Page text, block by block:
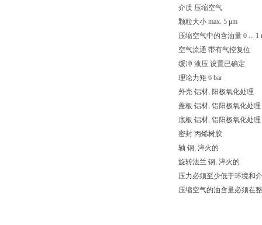
介质 压缩空气
颗粒大小 max. 5 μm
压缩空气中的含油量 0 ... 1
空气流通 带有气控复位
缓冲 液压 设置已确定
理论力矩 6 bar
外壳 铝材, 阳极氧化处理
盖板 铝材, 铝阳极氧化处
底板 铝材, 铝阳极氧化处
密封 丙烯树胶
轴 钢, 淬火的
旋转法兰 钢, 淬火的
压力必须至少低于环境和
压缩空气的油含量必须在